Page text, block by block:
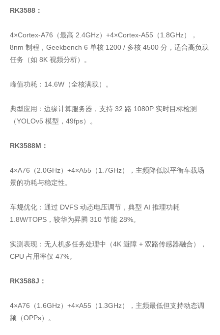
RK3588：
4×Cortex-A76（最高 2.4GHz）+4×Cortex-A55（1.8GHz），
8nm 制程，Geekbench 6 单核 1200 / 多核 4500 分，适合高负载
任务（如 8K 视频分析）。
峰值功耗：14.6W（全核满载）。
典型应用：边缘计算服务器，支持 32 路 1080P 实时目标检测
（YOLOv5 模型，49fps）。
RK3588M：
4×A76（2.0GHz）+4×A55（1.7GHz），主频降低以平衡车载场
景的功耗与稳定性。
车规优化：通过 DVFS 动态电压调节，典型 AI 推理功耗
1.8W/TOPS，较华为昇腾 310 节能 28%。
实测表现：无人机多任务处理中（4K 避障 + 双路传感器融合），
CPU 占用率仅 47%。
RK3588J：
4×A76（1.6GHz）+4×A55（1.3GHz），主频最低但支持动态调
频（OPPs）。